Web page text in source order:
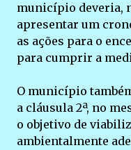
município deveria,
apresentar um
as ações para o
para cumprir a
O município
a cláusula 2ª, no
o objetivo de
ambientalmente